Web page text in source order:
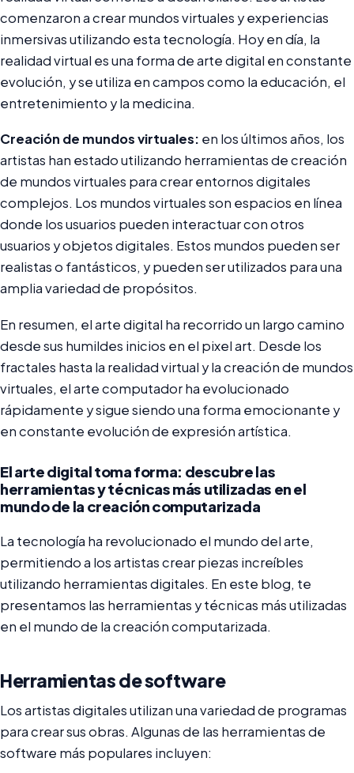
comenzaron a crear mundos virtuales y experiencias
inmersivas utilizando esta tecnología. Hoy en día, la
realidad virtual es una forma de arte digital en constante
evolución, y se utiliza en campos como la educación, el
entretenimiento y la medicina.
Creación de mundos virtuales: en los últimos años, los
artistas han estado utilizando herramientas de creación
de mundos virtuales para crear entornos digitales
complejos. Los mundos virtuales son espacios en línea
donde los usuarios pueden interactuar con otros
usuarios y objetos digitales. Estos mundos pueden ser
realistas o fantásticos, y pueden ser utilizados para una
amplia variedad de propósitos.
En resumen, el arte digital ha recorrido un largo camino
desde sus humildes inicios en el pixel art. Desde los
fractales hasta la realidad virtual y la creación de mundos
virtuales, el arte computador ha evolucionado
rápidamente y sigue siendo una forma emocionante y
en constante evolución de expresión artística.
El arte digital toma forma: descubre las
herramientas y técnicas más utilizadas en el
mundo de la creación computarizada
La tecnología ha revolucionado el mundo del arte,
permitiendo a los artistas crear piezas increíbles
utilizando herramientas digitales. En este blog, te
presentamos las herramientas y técnicas más utilizadas
en el mundo de la creación computarizada.
Herramientas de software
Los artistas digitales utilizan una variedad de programas
para crear sus obras. Algunas de las herramientas de
software más populares incluyen: